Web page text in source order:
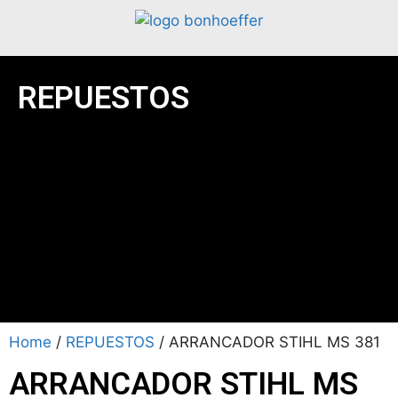
REPUESTOS
Home / REPUESTOS / ARRANCADOR STIHL MS 381
ARRANCADOR STIHL MS